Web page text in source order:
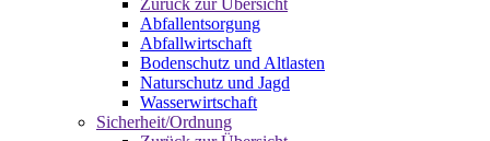
Abfallentsorgung
Abfallwirtschaft
Bodenschutz und Altlasten
Naturschutz und Jagd
Wasserwirtschaft
Sicherheit/Ordnung